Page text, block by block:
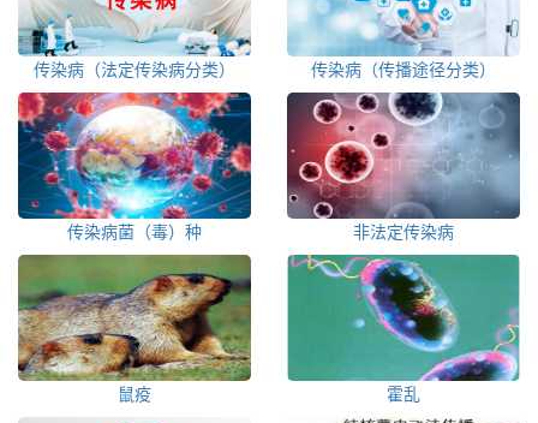
传染病（法定传染病分类） 传染病（传播途径分类）
传染病菌（毒）种 非法定传染病
鼠疫 霍乱